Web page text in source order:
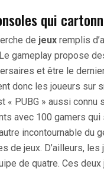
qui
de jeux remplis
gameplay propose
et être le
donc les joueurs sur
PUBG » aussi connu
avec 100 gamers
incontournable du
de jeux. D’ailleurs,
de quatre. Ces